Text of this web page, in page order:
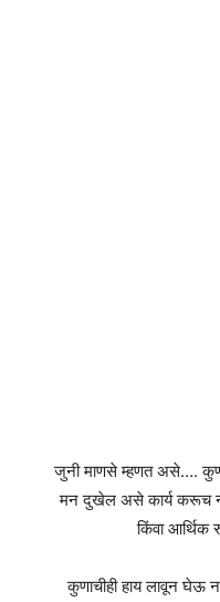
जुनी माणसे म्हणत असे….
मन दुखेल असे कार्य करूच
किंवा आर्थिक
कुणाचीही हाय लावून घेऊ